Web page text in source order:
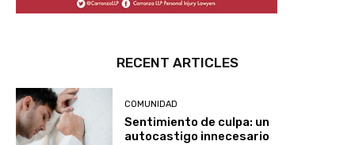
RECENT ARTICLES
COMUNIDAD
Sentimiento de culpa: un
autocastigo innecesario